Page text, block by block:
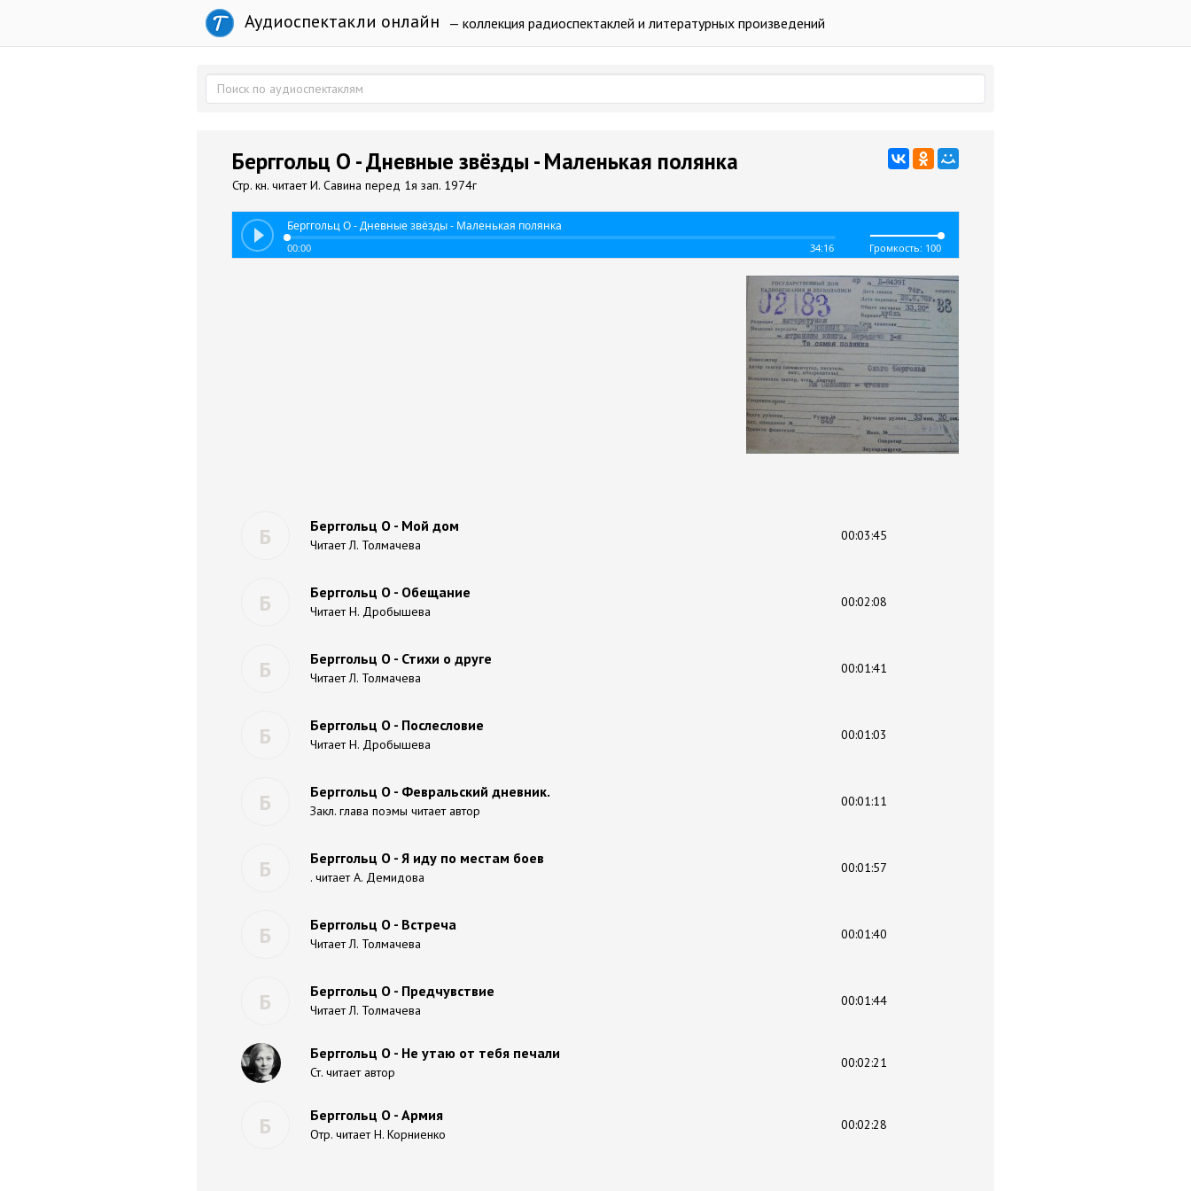
Аудиоспектакли онлайн — коллекция радиоспектаклей и литературных произведений
Берггольц О - Дневные звёзды - Маленькая полянка
Стр. кн. читает И. Савина перед 1я зап. 1974г
Берггольц О - Дневные звёзды - Маленькая полянка
00:00 34:16 Громкость: 100
Б Берггольц О - Мой дом
Читает Л. Толмачева
00:03:45
Б Берггольц О - Обещание
Читает Н. Дробышева
00:02:08
Б Берггольц О - Стихи о друге
Читает Л. Толмачева
00:01:41
Б Берггольц О - Послесловие
Читает Н. Дробышева
00:01:03
Б Берггольц О - Февральский дневник.
Закл. глава поэмы читает автор
00:01:11
Б Берггольц О - Я иду по местам боев
. читает А. Демидова
00:01:57
Б Берггольц О - Встреча
Читает Л. Толмачева
00:01:40
Б Берггольц О - Предчувствие
Читает Л. Толмачева
00:01:44
Берггольц О - Не утаю от тебя печали
Ст. читает автор
00:02:21
Б Берггольц О - Армия
Отр. читает Н. Корниенко
00:02:28